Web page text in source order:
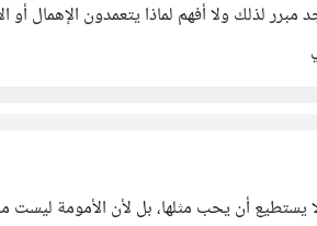
لذلك ولا أفهم لماذا يتعمدون الإهمال أو
يستطيع أن يحب مثلها، بل لأن الأمومة